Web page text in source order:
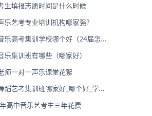
生填报志愿时间是什么时候
乐艺考专业培训机构哪家强？
乐高考集训学校哪个好（24届怎么
乐集训班有哪些（哪家好）
师一对一声乐课堂花絮
蹈艺考集训班哪家好_哪个好_学费
高中音乐艺考生三年花费